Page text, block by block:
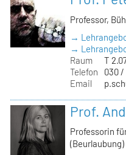
Professor,
→
→
Raum
T
Telefon
030 /
Email
Prof.
Professorin
(Beurlaubung)